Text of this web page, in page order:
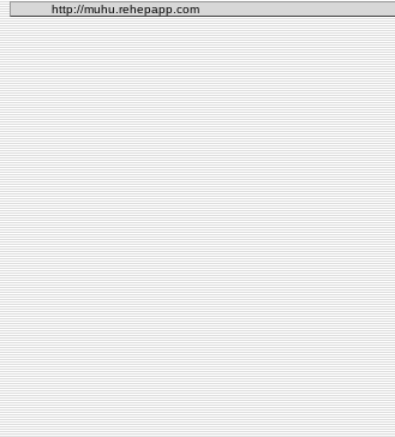
http://muhu.rehepapp.com